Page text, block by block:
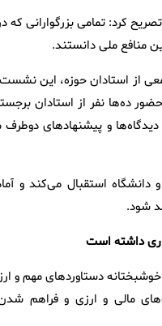
کرد: تمامی بزرگوارانی که
منافع ملی دانستند.
از استادان حوزه، این
ده‌ها نفر از استادان
و پیشنهادهای
استقبال می‌کند و
شود.
داشته است
خوشبختانه دستاوردهای مهم
مالی و ارزی و فراهم شدن